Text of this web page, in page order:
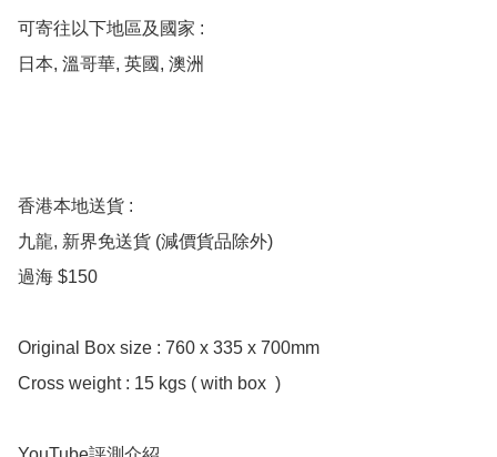
可寄往以下地區及國家 :
日本, 溫哥華, 英國, 澳洲
香港本地送貨 :
九龍, 新界免送貨 (減價貨品除外)
過海 $150
Original Box size : 760 x 335 x 700mm
Cross weight : 15 kgs ( with box  )